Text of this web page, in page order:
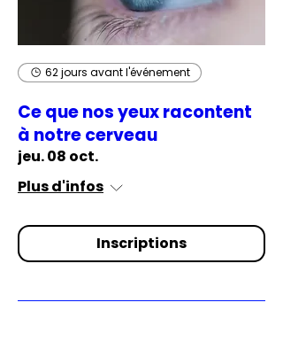
62 jours avant l'événement
Ce que nos yeux racontent
à notre cerveau
jeu. 08 oct.
Plus d'infos
Inscriptions